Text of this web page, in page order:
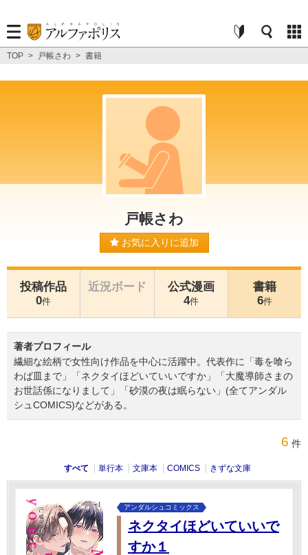
TOP > 戸帳さわ > 書籍
戸帳さわ
お気に入りに追加
投稿作品
0件
近況ボード
公式漫画
4件
書籍
6件
著者プロフィール
繊細な絵柄で女性向け作品を中心に活躍中。代表作に「毒を喰ら
わば皿まで」「ネクタイほどいていいですか」「大魔導師さまの
お世話係になりまして」「砂漠の夜は眠らない」(全てアンダル
シュCOMICS)などがある。
6 件
すべて 単行本 文庫本 COMICS きずな文庫
アンダルシュコミックス
ネクタイほどいていいで
すか１